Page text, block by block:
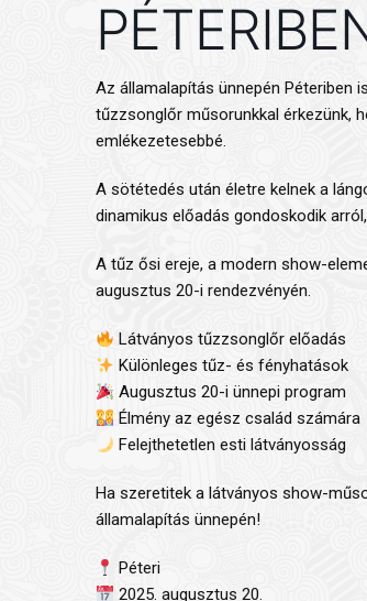
Az államalapítás ünnepén Péteriben
tűzzsonglőr műsorunkkal érkezünk,
emlékezetesebbé.
A sötétedés után életre kelnek a
dinamikus előadás gondoskodik
A tűz ősi ereje, a modern show-
augusztus 20-i rendezvényén.
Látványos tűzzsonglőr előadás
Különleges tűz- és fényhatások
Augusztus 20-i ünnepi program
Élmény az egész család számára
Felejthetetlen esti látványosság
Ha szeretitek a látványos show-
államalapítás ünnepén!
Péteri
2025. augusztus 20.